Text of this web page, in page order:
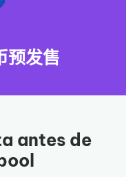
预发售
antes de